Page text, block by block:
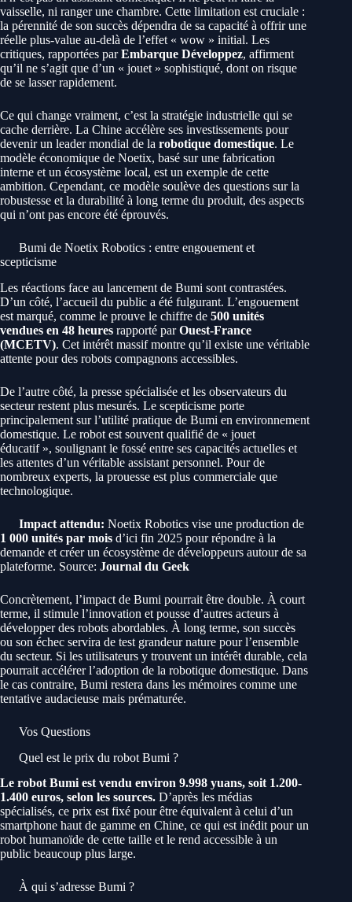
vaisselle, ni ranger une chambre. Cette limitation est cruciale :
la pérennité de son succès dépendra de sa capacité à offrir une
réelle plus-value au-delà de l’effet « wow » initial. Les
critiques, rapportées parEmbarque Développez, affirment
qu’il ne s’agit que d’un « jouet » sophistiqué, dont on risque
de se lasser rapidement.
Ce qui change vraiment, c’est la stratégie industrielle qui se
cache derrière. La Chine accélère ses investissements pour
devenir un leader mondial de la robotique domestique. Le
modèle économique de Noetix, basé sur une fabrication
interne et un écosystème local, est un exemple de cette
ambition. Cependant, ce modèle soulève des questions sur la
robustesse et la durabilité à long terme du produit, des aspects
qui n’ont pas encore été éprouvés.
Bumi de Noetix Robotics : entre engouement et
scepticisme
Les réactions face au lancement de Bumi sont contrastées.
D’un côté, l’accueil du public a été fulgurant. L’engouement
est marqué, comme le prouve le chiffre de 500 unités
vendues en 48 heures rapporté parOuest-France
(MCETV). Cet intérêt massif montre qu’il existe une véritable
attente pour des robots compagnons accessibles.
De l’autre côté, la presse spécialisée et les observateurs du
secteur restent plus mesurés. Le scepticisme porte
principalement sur l’utilité pratique de Bumi en environnement
domestique. Le robot est souvent qualifié de « jouet
éducatif », soulignant le fossé entre ses capacités actuelles et
les attentes d’un véritable assistant personnel. Pour de
nombreux experts, la prouesse est plus commerciale que
technologique.
Impact attendu: Noetix Robotics vise une production de
1 000 unités par mois d’ici fin 2025 pour répondre à la
demande et créer un écosystème de développeurs autour de sa
plateforme. Source: Journal du Geek
Concrètement, l’impact de Bumi pourrait être double. À court
terme, il stimule l’innovation et pousse d’autres acteurs à
développer des robots abordables. À long terme, son succès
ou son échec servira de test grandeur nature pour l’ensemble
du secteur. Si les utilisateurs y trouvent un intérêt durable, cela
pourrait accélérer l’adoption de la robotique domestique. Dans
le cas contraire, Bumi restera dans les mémoires comme une
tentative audacieuse mais prématurée.
Vos Questions
Quel est le prix du robot Bumi ?
Le robot Bumi est vendu environ 9.998 yuans, soit 1.200-
1.400 euros, selon les sources. D’après les médias
spécialisés, ce prix est fixé pour être équivalent à celui d’un
smartphone haut de gamme en Chine, ce qui est inédit pour un
robot humanoïde de cette taille et le rend accessible à un
public beaucoup plus large.
À qui s’adresse Bumi ?